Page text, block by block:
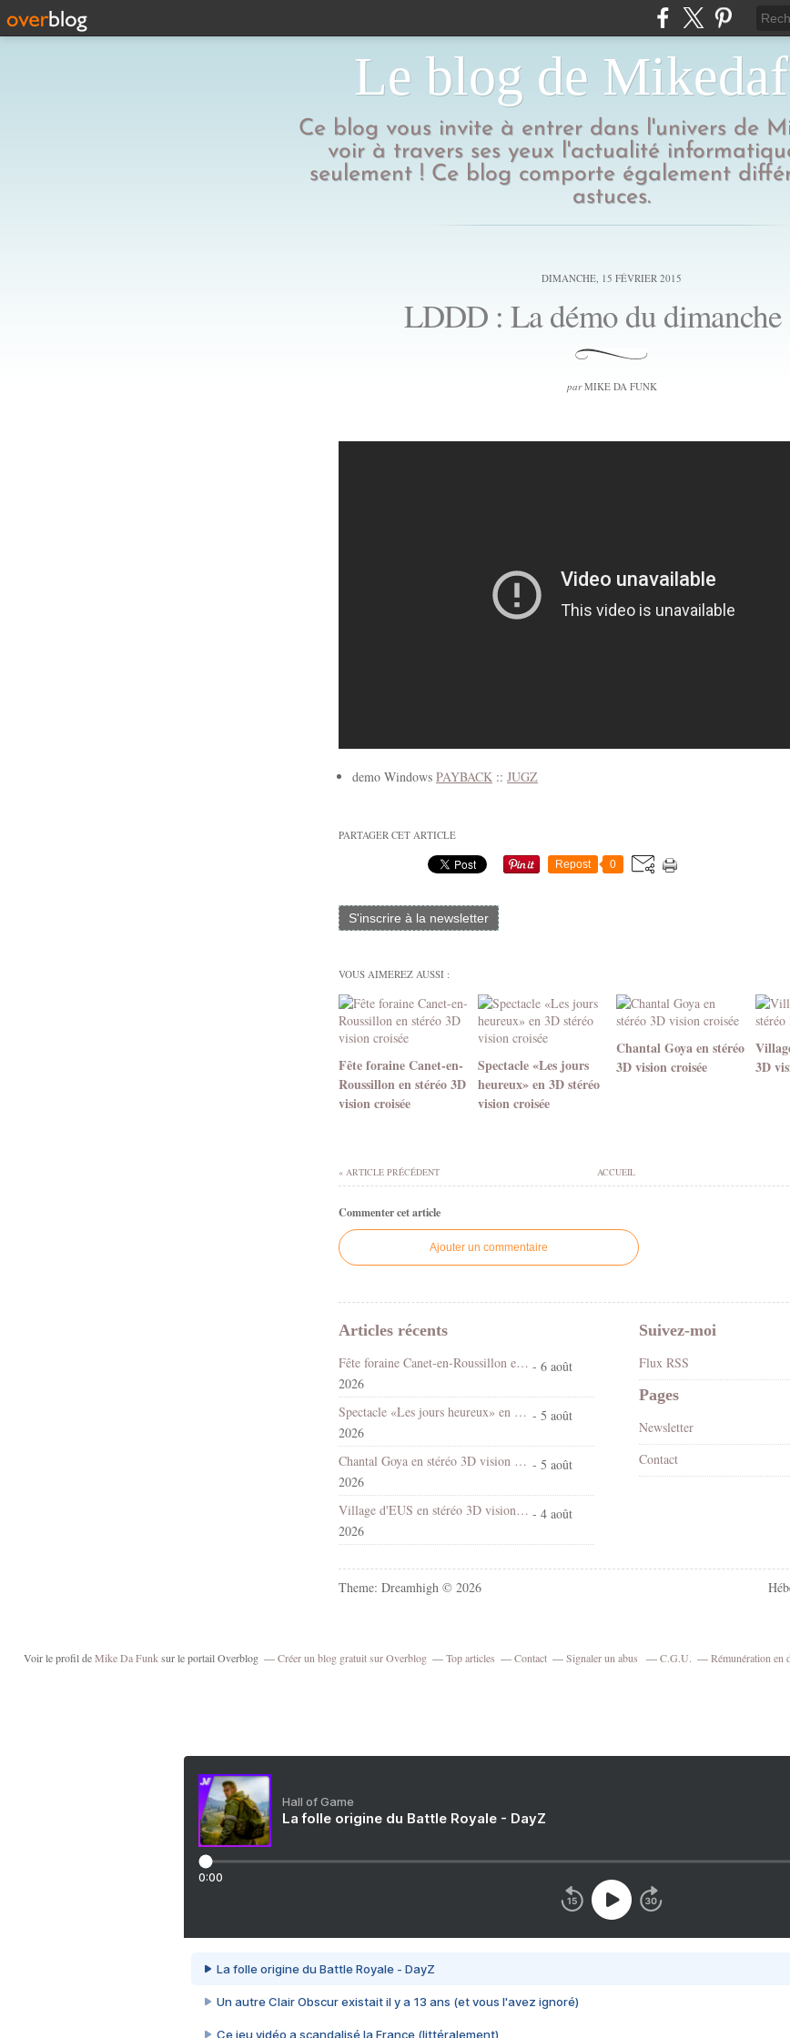
Le blog de
Ce blog vous invite à entrer dans l'univers de
voir à travers ses yeux l'actualité
seulement ! Ce blog comporte également
astuces.
DIMANCHE, 15 FÉVRIER 2015
LDDD : La démo du dimanche
parMIKE DA FUNK
demo Windows PAYBACK :: JUGZ
PARTAGER CET ARTICLE
Repost 0
S'inscrire à la newsletter
VOUS AIMEREZ AUSSI :
Fête foraine Canet-en-
Roussillon en stéréo 3D
vision croisée
Spectacle «Les jours
heureux» en 3D stéréo
vision croisée
Chantal Goya en stéréo
3D vision croisée
3D
ACCUEIL
« ARTICLE PRÉCÉDENT
Commenter cet article
Ajouter un commentaire
Articles récents
Fête foraine Canet-en-Roussillon en stéréo 3D vision croisée - 6 août
2026
Spectacle «Les jours heureux» en 3D stéréo vision croisée - 5 août
2026
Chantal Goya en stéréo 3D vision croisée - 5 août
2026
Village d'EUS en stéréo 3D vision croisée - 4 août
2026
Suivez-moi
Flux RSS
Pages
Newsletter
Contact
Theme: Dreamhigh © 2026
Voir le profil deMike Da Funk sur le portail Overblog Créer un blog gratuit sur Overblog Top articles Contact Signaler un abus C.G.U. Rémunération en
Hall of Game
La folle origine du Battle Royale - DayZ
0:00
La folle origine du Battle Royale - DayZ
Un autre Clair Obscur existait il y a 13 ans (et vous l'avez ignoré)
Ce jeu vidéo a scandalisé la France (littéralement)